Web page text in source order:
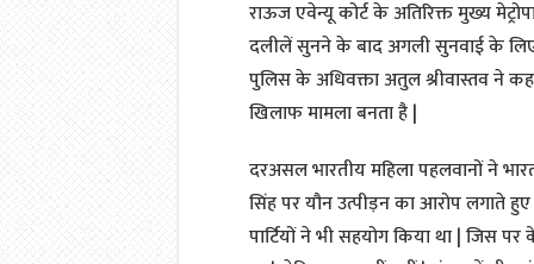
राऊज एवेन्यू कोर्ट के अतिरिक्त मुख्य
दलीलें सुनने के बाद अगली सुनवाई के
पुलिस के अधिवक्ता अतुल श्रीवास्तव ने
खिलाफ मामला बनता है |
दरअसल भारतीय महिला पहलवानों ने
सिंह पर यौन उत्पीड़न का आरोप लगाते
पार्टियों ने भी सहयोग किया था | जिस